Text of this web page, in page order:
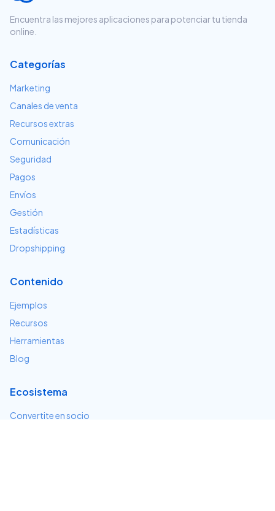
Encuentra las mejores aplicaciones para potenciar tu tienda
online.
Categorías
Marketing
Canales de venta
Recursos extras
Comunicación
Seguridad
Pagos
Envíos
Gestión
Estadísticas
Dropshipping
Contenido
Ejemplos
Recursos
Herramientas
Blog
Ecosistema
Convertite en socio